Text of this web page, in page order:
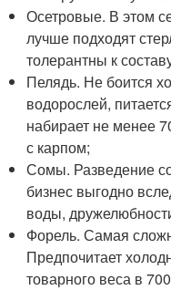
Осетровые. В этом
лучше подходят
толерантны к
Пелядь. Не боится
водорослей,
набирает не менее
с карпом;
Сомы. Разведение
бизнес выгодно
воды,
Форель. Самая
Предпочитает
товарного веса в